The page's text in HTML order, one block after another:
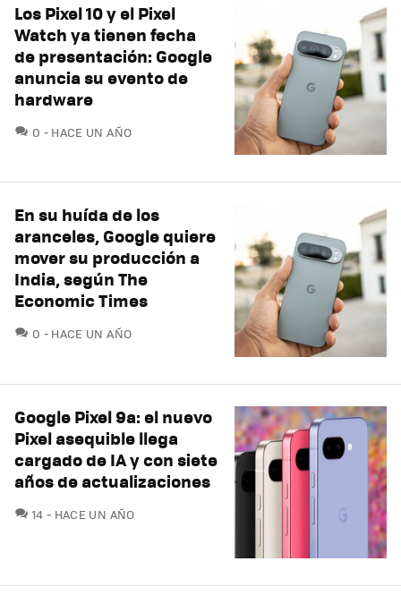
Los Pixel 10 y el Pixel
Watch ya tienen fecha
de presentación: Google
anuncia su evento de
hardware
0 COMENTARIOS
HACE UN AÑO
En su huída de los
aranceles, Google quiere
mover su producción a
India, según The
Economic Times
0 COMENTARIOS
HACE UN AÑO
Google Pixel 9a: el nuevo
Pixel asequible llega
cargado de IA y con siete
años de actualizaciones
14 COMENTARIOS
HACE UN AÑO